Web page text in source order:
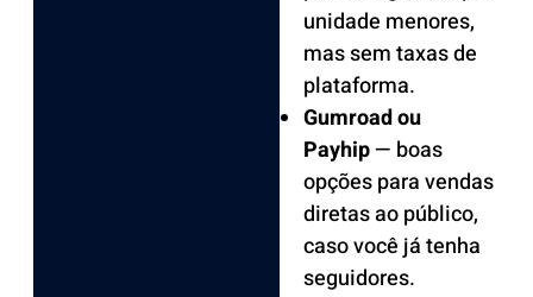
unidade menores,
mas sem taxas de
plataforma.
Gumroad ou
Payhip— boas
opções para vendas
diretas ao público,
caso você já tenha
seguidores.